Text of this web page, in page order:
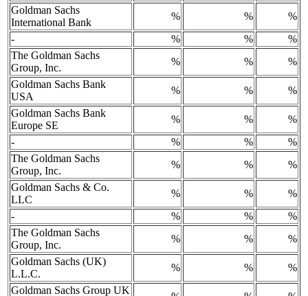
Goldman Sachs
International Bank
% %
%
-
% %
%
The Goldman Sachs
Group, Inc.
% %
%
Goldman Sachs Bank
USA
% %
%
Goldman Sachs Bank
Europe SE
% %
%
-
% %
%
The Goldman Sachs
Group, Inc.
% %
%
Goldman Sachs & Co.
LLC
% %
%
-
% %
%
The Goldman Sachs
Group, Inc.
% %
%
Goldman Sachs (UK)
L.L.C.
% %
%
Goldman Sachs Group UK